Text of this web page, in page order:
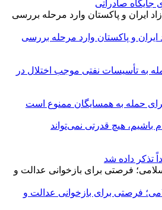
جایگاه صادراتی
ایران و پاکستان وارد مرحله بررسی
به تأسیسات نفتی موجب اختلال در
حمله به همسایگان ممنوع است
باشیم، هیچ قدرتی نمی‌تواند
تذکر داده شد
فرصتی برای بازخوانی عدالت و